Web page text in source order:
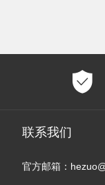
联系我们
官方邮箱：